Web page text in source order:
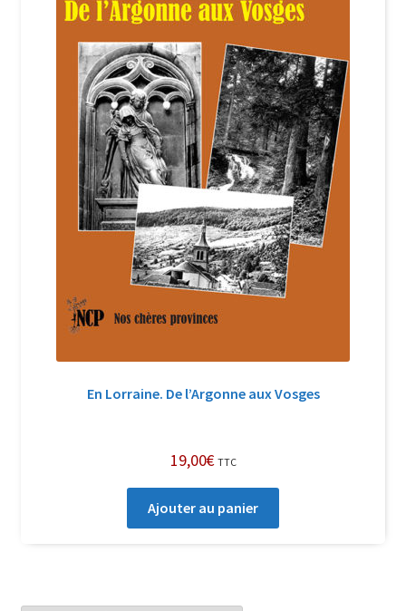
Login Customizer
Newsletter
Nous Contacter
Politique de confidentialité et cookies
Qui sommes-nous ?
Soutien à Philippe Randa
Suivi de la Commande
En Lorraine. De l’Argonne aux Vosges
19,00€ TTC
Ajouter au panier